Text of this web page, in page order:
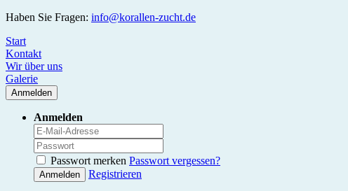
Haben Sie Fragen: info@korallen-zucht.de
Start
Kontakt
Wir über uns
Galerie
Anmelden
Anmelden
Passwort merken Passwort vergessen?
Anmelden Registrieren